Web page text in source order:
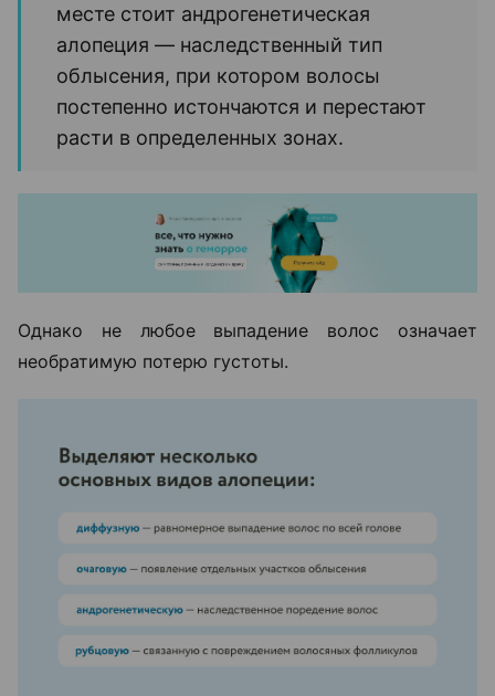
месте стоит андрогенетическая
алопеция — наследственный тип
облысения, при котором волосы
постепенно истончаются и перестают
расти в определенных зонах.
Однако не любое выпадение волос означает
необратимую потерю густоты.